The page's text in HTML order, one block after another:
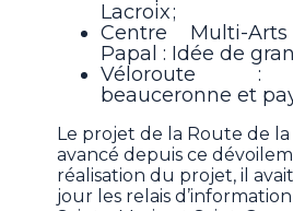
Lacroix ;
Centre Multi-
Papal : Idée de
Véloroute :
beauceronne et
Le projet de la Route de
avancé depuis ce
réalisation du projet, il
jour les relais